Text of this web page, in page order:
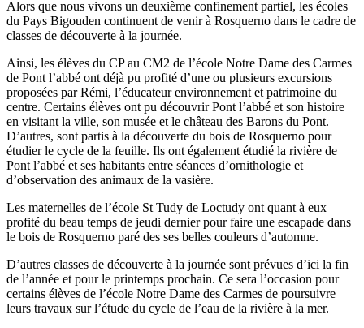
Alors que nous vivons un deuxième confinement partiel, les écoles
du Pays Bigouden continuent de venir à Rosquerno dans le cadre de
classes de découverte à la journée.
Ainsi, les élèves du CP au CM2 de l’école Notre Dame des Carmes
de Pont l’abbé ont déjà pu profité d’une ou plusieurs excursions
proposées par Rémi, l’éducateur environnement et patrimoine du
centre. Certains élèves ont pu découvrir Pont l’abbé et son histoire
en visitant la ville, son musée et le château des Barons du Pont.
D’autres, sont partis à la découverte du bois de Rosquerno pour
étudier le cycle de la feuille. Ils ont également étudié la rivière de
Pont l’abbé et ses habitants entre séances d’ornithologie et
d’observation des animaux de la vasière.
Les maternelles de l’école St Tudy de Loctudy ont quant à eux
profité du beau temps de jeudi dernier pour faire une escapade dans
le bois de Rosquerno paré des ses belles couleurs d’automne.
D’autres classes de découverte à la journée sont prévues d’ici la fin
de l’année et pour le printemps prochain. Ce sera l’occasion pour
certains élèves de l’école Notre Dame des Carmes de poursuivre
leurs travaux sur l’étude du cycle de l’eau de la rivière à la mer.